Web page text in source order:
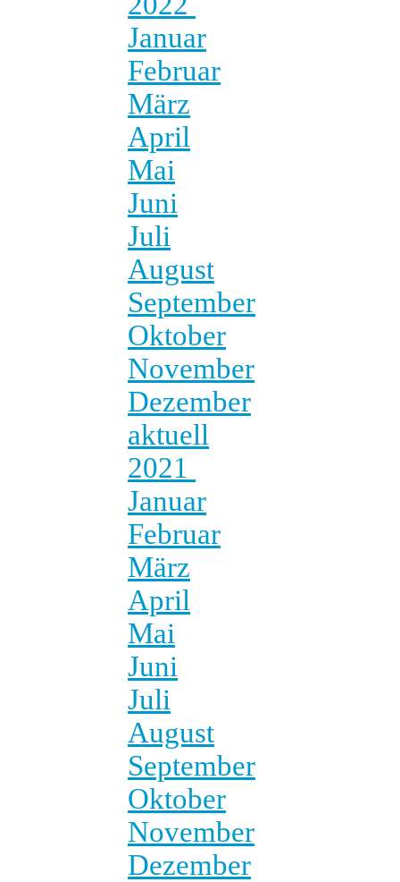
Januar
Februar
März
April
Mai
Juni
Juli
August
September
Oktober
November
Dezember
aktuell
2021
Januar
Februar
März
April
Mai
Juni
Juli
August
September
Oktober
November
Dezember